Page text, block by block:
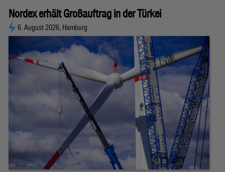
Nordex erhält Großauftrag in der Türkei
6. August 2026, Hamburg